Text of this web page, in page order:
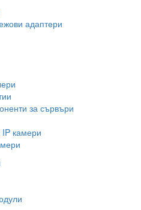
адаптери
за сървъри
IP камери